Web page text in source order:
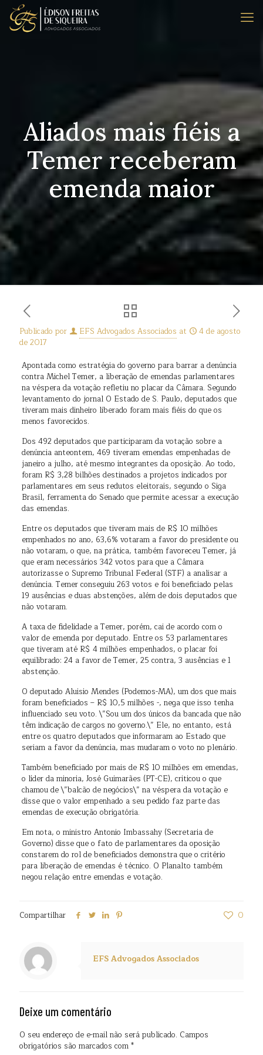
Aliados mais fiéis a
Temer receberam
emenda maior
Publicado por EFS Advogados Associados at
4 de agosto
de 2017
Apontada como estratégia do governo para barrar a denúncia
contra Michel Temer, a liberação de emendas parlamentares
na véspera da votação refletiu no placar da Câmara. Segundo
levantamento do jornal O Estado de S. Paulo, deputados que
tiveram mais dinheiro liberado foram mais fiéis do que os
menos favorecidos.
Dos 492 deputados que participaram da votação sobre a
denúncia anteontem, 469 tiveram emendas empenhadas de
janeiro a julho, até mesmo integrantes da oposição. Ao todo,
foram R$ 3,28 bilhões destinados a projetos indicados por
parlamentares em seus redutos eleitorais, segundo o Siga
Brasil, ferramenta do Senado que permite acessar a execução
das emendas.
Entre os deputados que tiveram mais de R$ 10 milhões
empenhados no ano, 63,6% votaram a favor do presidente ou
não votaram, o que, na prática, também favoreceu Temer, já
que eram necessários 342 votos para que a Câmara
autorizasse o Supremo Tribunal Federal (STF) a analisar a
denúncia. Temer conseguiu 263 votos e foi beneficiado pelas
19 ausências e duas abstenções, além de dois deputados que
não votaram.
A taxa de fidelidade a Temer, porém, cai de acordo com o
valor de emenda por deputado. Entre os 53 parlamentares
que tiveram até R$ 4 milhões empenhados, o placar foi
equilibrado: 24 a favor de Temer, 25 contra, 3 ausências e 1
abstenção.
O deputado Aluisio Mendes (Podemos-MA), um dos que mais
foram beneficiados – R$ 10,5 milhões -, nega que isso tenha
influenciado seu voto. \”Sou um dos únicos da bancada que não
têm indicação de cargos no governo.\” Ele, no entanto, está
entre os quatro deputados que informaram ao Estado que
seriam a favor da denúncia, mas mudaram o voto no plenário.
Também beneficiado por mais de R$ 10 milhões em emendas,
o líder da minoria, José Guimarães (PT-CE), criticou o que
chamou de \”balcão de negócios\” na véspera da votação e
disse que o valor empenhado a seu pedido faz parte das
emendas de execução obrigatória.
Em nota, o ministro Antonio Imbassahy (Secretaria de
Governo) disse que o fato de parlamentares da oposição
constarem do rol de beneficiados demonstra que o critério
para liberação de emendas é técnico. O Planalto também
negou relação entre emendas e votação.
Compartilhar 0
EFS Advogados Associados
Deixe um comentário
O seu endereço de e-mail não será publicado. Campos
obrigatórios são marcados com*